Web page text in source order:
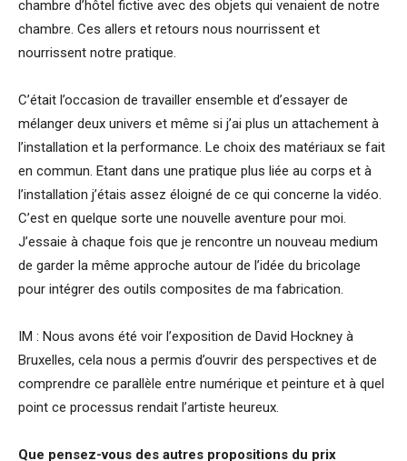
chambre d’hôtel fictive avec des objets qui venaient de notre
chambre. Ces allers et retours nous nourrissent et
nourrissent notre pratique.
C’était l’occasion de travailler ensemble et d’essayer de
mélanger deux univers et même si j’ai plus un attachement à
l’installation et la performance. Le choix des matériaux se fait
en commun. Etant dans une pratique plus liée au corps et à
l’installation j’étais assez éloigné de ce qui concerne la vidéo.
C’est en quelque sorte une nouvelle aventure pour moi.
J’essaie à chaque fois que je rencontre un nouveau medium
de garder la même approche autour de l’idée du bricolage
pour intégrer des outils composites de ma fabrication.
IM : Nous avons été voir l’exposition de David Hockney à
Bruxelles, cela nous a permis d’ouvrir des perspectives et de
comprendre ce parallèle entre numérique et peinture et à quel
point ce processus rendait l’artiste heureux.
Que pensez-vous des autres propositions du prix